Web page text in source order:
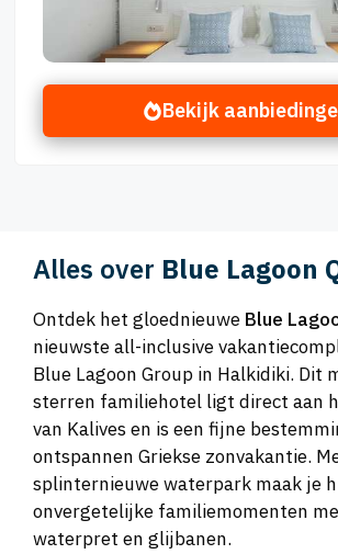
Bekijk
Alles over Blue Lagoon
Ontdek het gloednieuwe Blue
nieuwste all-inclusive
Blue Lagoon Group in Halkidiki. Dit
sterren familiehotel ligt direct aan
van Kalives en is een fijne
ontspannen Griekse zonvakantie.
splinternieuwe waterpark maak je
onvergetelijke familiemomenten
waterpret en glijbanen.